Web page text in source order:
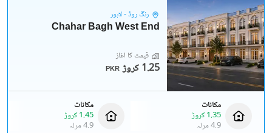
رِنگ روڈ - لاہور
Chahar Bagh West End
قیمت کا آغاز
PKR 1.25 کروڑ
مکانات
1.35 کروڑ
4.9 مرلہ
مکانات
1.45 کروڑ
4.9 مرلہ